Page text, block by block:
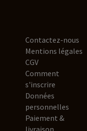
Contactez-nous
Mentions légales
CGV
Comment
s'inscrire
Données
personnelles
Paiement &